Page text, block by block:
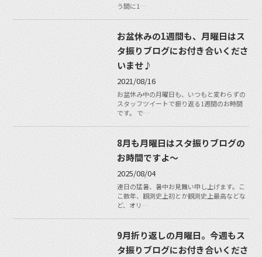
う間に1…
お盆休みの1週間も、月曜日はス
タ振りブログにお付き合いくださ
いませ♪
2021/08/16
お盆休み中の月曜日も、いつもと変わらずの
スタッフツイートで振り返る1週間のお時間
です。 で…
8月も月曜日はスタ振りブログの
お時間ですよ〜
2025/08/04
連日の猛暑、暑中お見舞い申し上げます。こ
こ数年、観測史上初とか観測史上最高などな
ど、オリ…
9月折り返しの月曜日。今週もス
タ振りブログにお付き合いくださ